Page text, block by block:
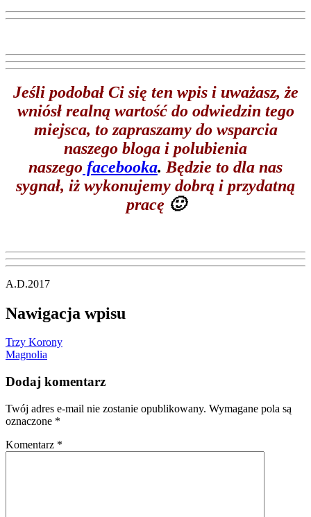
Jeśli podobał Ci się ten wpis iuważasz, że
wniósł realną wartość do odwiedzin tego
miejsca, to zapraszamy do wsparcia
naszego bloga i polubienia
naszego facebooka. Będzie to dla nas
sygnał, iż wykonujemy dobrą i przydatną
pracę 🙂
A.D.2017
Nawigacja wpisu
Trzy Korony
Magnolia
Dodaj komentarz
Twój adres e-mail nie zostanie opublikowany. Wymagane pola są
oznaczone *
Komentarz *